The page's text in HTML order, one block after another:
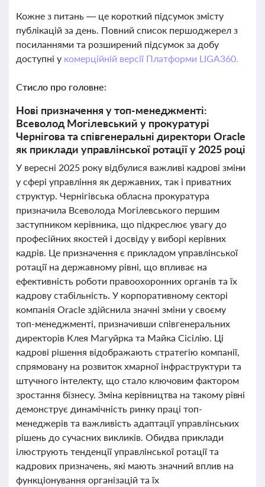
Кожне з питань — це короткий підсумок змісту
публікацій за день. Повний список першоджерел з
посиланнями та розширений підсумок за добу
доступні у комерційній версії Платформи LIGA360.
Стисло про головне:
Нові призначення у топ-менеджменті:
Всеволод Могілевський у прокуратурі
Чернігова та співгенеральні директори Oracle
як приклади управлінської ротації у 2025 році
У вересні 2025 року відбулися важливі кадрові зміни
у сфері управління як державних, так і приватних
структур. Чернігівська обласна прокуратура
призначила Всеволода Могілевського першим
заступником керівника, що підкреслює увагу до
професійних якостей і досвіду у виборі керівних
кадрів. Це призначення є прикладом управлінської
ротації на державному рівні, що впливає на
ефективність роботи правоохоронних органів та їх
кадрову стабільність. У корпоративному секторі
компанія Oracle здійснила значні зміни у своєму
топ-менеджменті, призначивши співгенеральних
директорів Клея Магуйрка та Майка Сісілію. Ці
кадрові рішення відображають стратегію компанії,
спрямовану на розвиток хмарної інфраструктури та
штучного інтелекту, що стало ключовим фактором
зростання бізнесу. Зміна керівництва на такому рівні
демонструє динамічність ринку праці топ-
менеджерів та важливість адаптації управлінських
рішень до сучасних викликів. Обидва приклади
ілюструють тенденції управлінської ротації та
кадрових призначень, які мають значний вплив на
функціонування організацій та їх